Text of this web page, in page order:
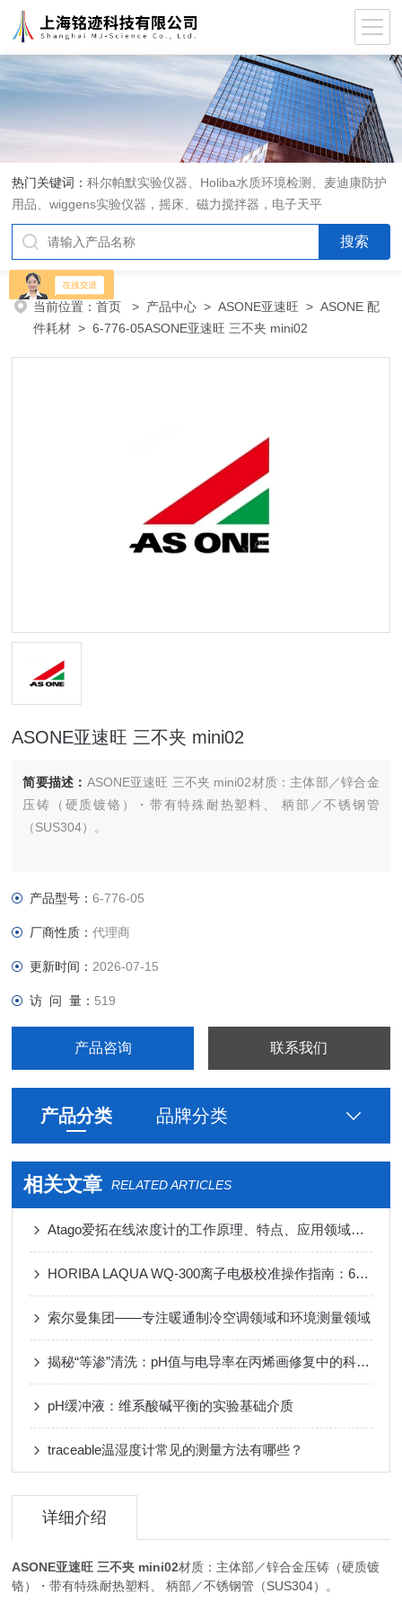
热门关键词：科尔帕默实验仪器、Holiba水质环境检测、麦迪康防护
用品、wiggens实验仪器，摇床、磁力搅拌器，电子天平
当前位置：首页 > 产品中心 >ASONE亚速旺 >ASONE 配
件耗材 > 6-776-05ASONE亚速旺 三不夹 mini02
ASONE亚速旺 三不夹 mini02
简要描述： ASONE亚速旺 三不夹 mini02材质：主体部／锌合金
压铸（硬质镀铬）・带有特殊耐热塑料、 柄部／不锈钢管
（SUS304）。
产品型号：6-776-05
厂商性质：代理商
更新时间： 2026-07-15
访 问 量： 519
产品咨询 联系我们
产品分类 品牌分类
相关文章 RELATED ARTICLES
Atago爱拓在线浓度计的工作原理、特点、应用领域以及未来的发展趋势
HORIBA LAQUA WQ-300离子电极校准操作指南：6步高效通关清单
索尔曼集团——专注暖通制冷空调领域和环境测量领域
揭秘“等渗”清洗：pH值与电导率在丙烯画修复中的科学原理
pH缓冲液：维系酸碱平衡的实验基础介质
traceable温湿度计常见的测量方法有哪些？
详细介绍
ASONE亚速旺 三不夹 mini02材质：主体部／锌合金压铸（硬质镀
铬）・带有特殊耐热塑料、 柄部／不锈钢管（SUS304）。